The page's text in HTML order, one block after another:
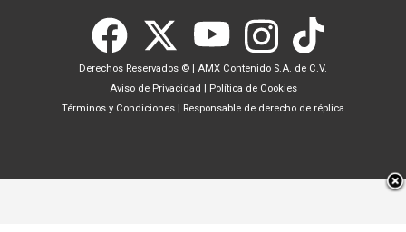
Derechos Reservados © | AMX Contenido S.A. de C.V.
Aviso de Privacidad | Política de Cookies
Términos y Condiciones | Responsable de derecho de réplica